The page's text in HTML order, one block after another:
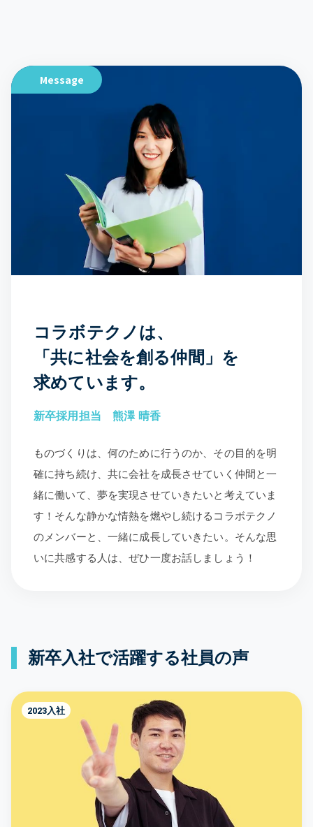
Message
コラボテクノは、
「共に社会を創る仲間」を
求めています。
新卒採用担当 熊澤 晴香
ものづくりは、何のために行うのか、その目的を明
確に持ち続け、共に会社を成長させていく仲間と一
緒に働いて、夢を実現させていきたいと考えていま
す！そんな静かな情熱を燃やし続けるコラボテクノ
のメンバーと、一緒に成長していきたい。そんな思
いに共感する人は、ぜひ一度お話しましょう！
新卒入社で活躍する社員の声
2023入社